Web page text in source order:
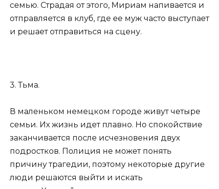
семью. Страдая от этого, Мириам напивается и
отправляется в клуб, где ее муж часто выступает
и решает отправиться на сцену.
3. Тьма.
В маленьком немецком городе живут четыре
семьи. Их жизнь идет плавно. Но спокойствие
заканчивается после исчезновения двух
подростков. Полиция не может понять
причину трагедии, поэтому некоторые другие
люди решаются выйти и искать